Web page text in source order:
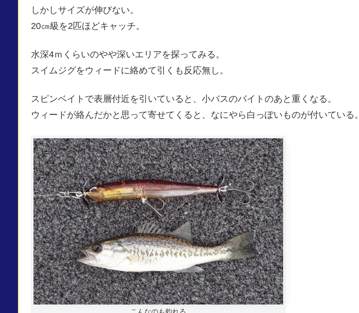
しかしサイズが伸びない。
20㎝級を2匹ほどキャッチ。
水深4ｍくらいのやや深いエリアを探ってみる。
スイムジグをウィードに絡めて引くも反応無し。
スピンベイトで表層付近を引いていると、小バスのバイトのあと重くなる。
ウィードが絡んだかと思って寄せてくると、なにやら白っぽいものが付いている。
こんなのも釣れる